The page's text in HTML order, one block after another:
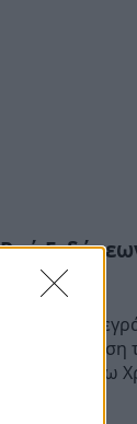
Ροή
Αρκαδία:
αποκατάσταση
Μονής Επάνω